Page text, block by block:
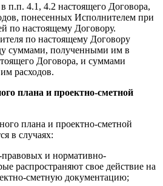
п.п. 4.1, 4.2 настоящего Договора,
понесенных Исполнителем при
по настоящему Договору.
по настоящему Договору
суммами, полученными им в
Договора, и суммами
расходов.
плана и проектно-сметной
плана и проектно-сметной
в случаях:
и нормативно-
распространяют свое действие на
сметную документацию;